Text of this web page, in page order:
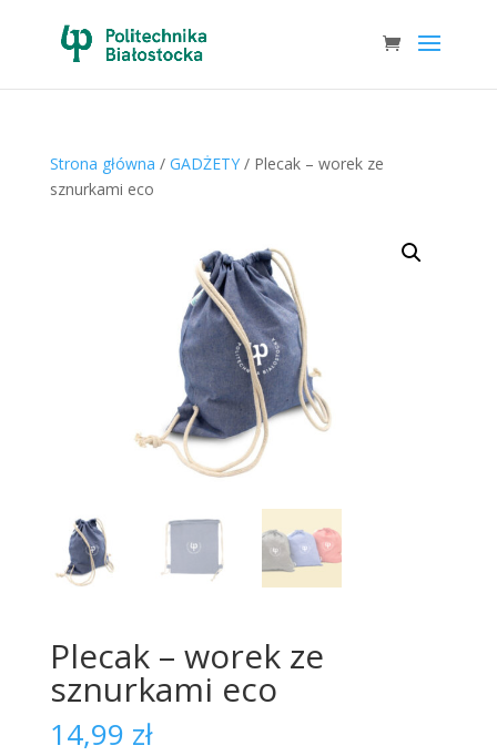
Strona główna / GADŻETY/ Plecak – worek ze
sznurkami eco
Plecak – worek ze
sznurkami eco
14,99 zł